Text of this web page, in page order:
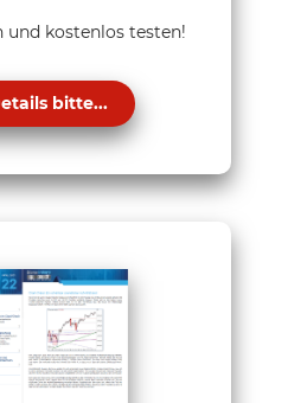
kostenlos testen!
bitte...